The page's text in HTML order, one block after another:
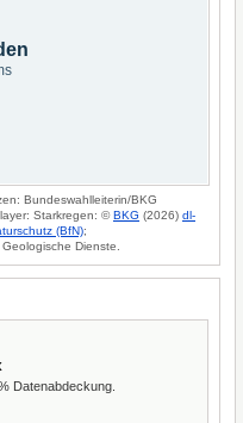
Bundeswahlleiterin/BKG
Starkregen: ©BKG (2026) dl-
(BfN);
Dienste.
Datenabdeckung.